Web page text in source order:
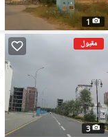
1
مقبول
3